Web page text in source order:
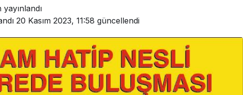
20 Kasım 2023, 11:58 güncellendi